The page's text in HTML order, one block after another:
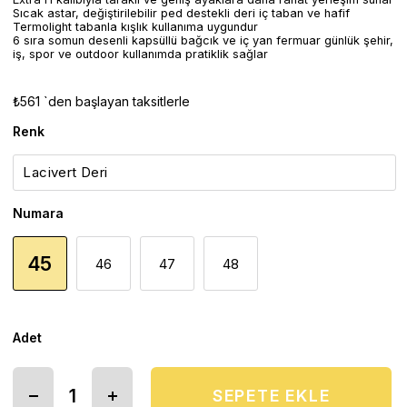
Sıcak astar, değiştirilebilir ped destekli deri iç taban ve hafif
Termolight tabanla kışlık kullanıma uygundur
6 sıra somun desenli kapsüllü bağcık ve iç yan fermuar günlük şehir,
iş, spor ve outdoor kullanımda pratiklik sağlar
₺561 `den başlayan taksitlerle
Renk
Numara
45 46 47 48
Adet